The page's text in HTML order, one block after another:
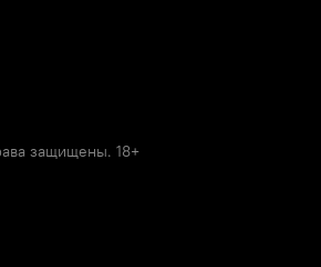
защищены. 18+